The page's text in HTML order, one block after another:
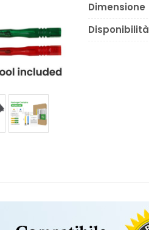
Dimensione
Disponibilità